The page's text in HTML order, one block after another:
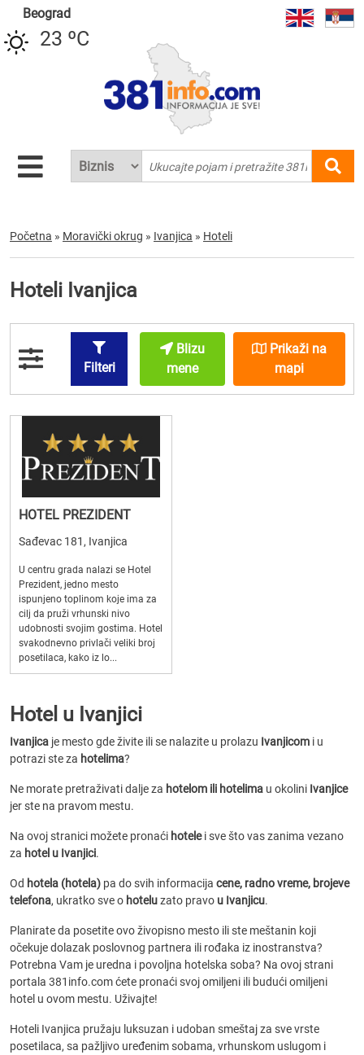
Beograd
23 ºC
Početna » Moravički okrug » Ivanjica » Hoteli
Hoteli Ivanjica
Filteri
Blizu
mene
Prikaži na
mapi
HOTEL PREZIDENT
Sađevac 181, Ivanjica
U centru grada nalazi se Hotel
Prezident, jedno mesto
ispunjeno toplinom koje ima za
cilj da pruži vrhunski nivo
udobnosti svojim gostima. Hotel
svakodnevno privlači veliki broj
posetilaca, kako iz lo...
Hotel u Ivanjici
Ivanjica je mesto gde živite ili se nalazite u prolazu Ivanjicom i u
potrazi ste za hotelima?
Ne morate pretraživati dalje za hotelom ili hotelima u okolini Ivanjice
jer ste na pravom mestu.
Na ovoj stranici možete pronaći hotelei sve što vas zanima vezano
za hotel u Ivanjici.
Od hotela (hotela) pa do svih informacija cene, radno vreme, brojeve
telefona, ukratko sve o hoteluzato pravo u Ivanjicu.
Planirate da posetite ovo živopisno mesto ili ste meštanin koji
očekuje dolazak poslovnog partnera ili rođaka iz inostranstva?
Potrebna Vam je uredna i povoljna hotelska soba? Na ovoj strani
portala 381info.com ćete pronaći svoj omiljeni ili budući omiljeni
hotel u ovom mestu. Uživajte!
Hoteli Ivanjica pružaju luksuzan i udoban smeštaj za sve vrste
posetilaca, sa pažljivo uređenim sobama, vrhunskom uslugom i